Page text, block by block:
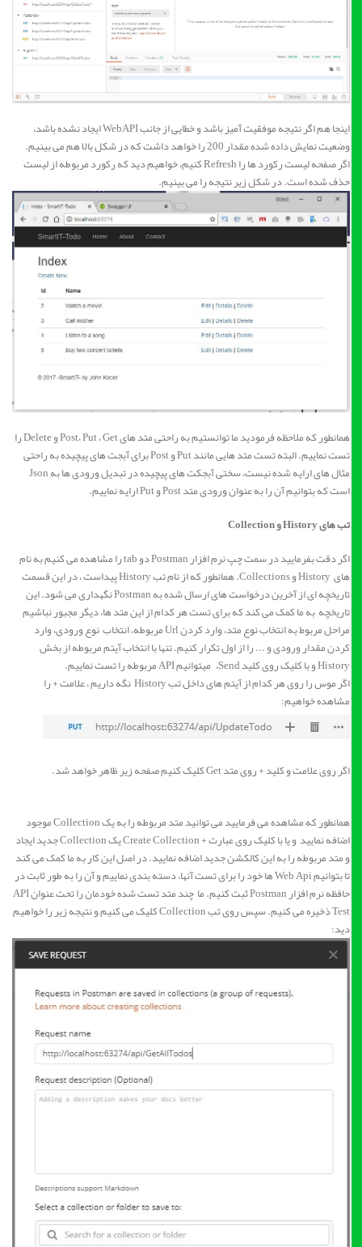
اینجا هم اگر نتیجه موفقیت آمیز باشد و خطایی از جانب WebAPI ایجاد نشده باشد،
وضعیت نمایش داده شده مقدار 200 را خواهد داشت که در شکل بالا هم می بینیم.
اگر صفحه لیست رکورد ها را Refresh کنیم، خواهیم دید که رکورد مربوطه از لیست
حذف شده است. در شکل زیر نتیجه را می بینیم.
همانطور که ملاحظه فرمودید ما توانستیم به راحتی متد های Post، Put ، Get و Delete را
تست نماییم. البته تست متد هایی مانند Put و Post برای آبجت های پیچیده به راحتی
مثال های ارایه شده نیست، سختی آبجکت های پیچیده در تبدیل ورودی ها به Json
است که بتوانیم آن را به عنوان ورودی متد Post و Put ارایه نماییم.
تب های History و Collection
اگر دقت بفرمایید در سمت چپ نرم افزار Postman دو tab را مشاهده می کنیم به نام
های History و Collections. همانطور که از نام تب History پیداست ، در این قسمت
تاریخچه ای از آخرین درخواست های ارسال شده به Postman نگهداری می شود. این
تاریخچه به ما کمک می کند که برای تست هر کدام از این متد ها، دیگر مجبور نباشیم
مراحل مربوط به انتخاب نوع متد، وارد کردن Url مربوطه، انتخاب نوع ورودی، وارد
کردن مقدار ورودی و ... را از اول تکرار کنیم. تنها با انتخاب آیتم مربوطه از بخش
History و با کلیک روی کلید Send، میتوانیم API مربوطه را تست نماییم.
اگر موس را روی هر کدام از آیتم های داخل تب History نگه داریم ، علامت + را
مشاهده خواهیم:
اگر روی علامت و کلید + روی متد Get کلیک کنیم صفحه زیر ظاهر خواهد شد.
همانطور که مشاهده می فرمایید می توانید متد مربوطه را به یک Collection موجود
اضافه نمایید و یا با کلیک روی عبارت + Create Collection یک Collection جدید ایجاد
و متد مربوطه را به این کالکشن جدید اضافه نمایید. در اصل این کار به ما کمک می کند
تا بتوانیم Web Api ها خود را برای تست آنها، دسته بندی نماییم و آن را به طور ثابت در
حافظه نرم افزار Postman ثبت کنیم. ما چند متد تست شده خودمان را تحت عنوان API
Test ذخیره می کنیم. سپس روی تب Collection کلیک می کنیم و نتیجه زیر را خواهیم
دید: